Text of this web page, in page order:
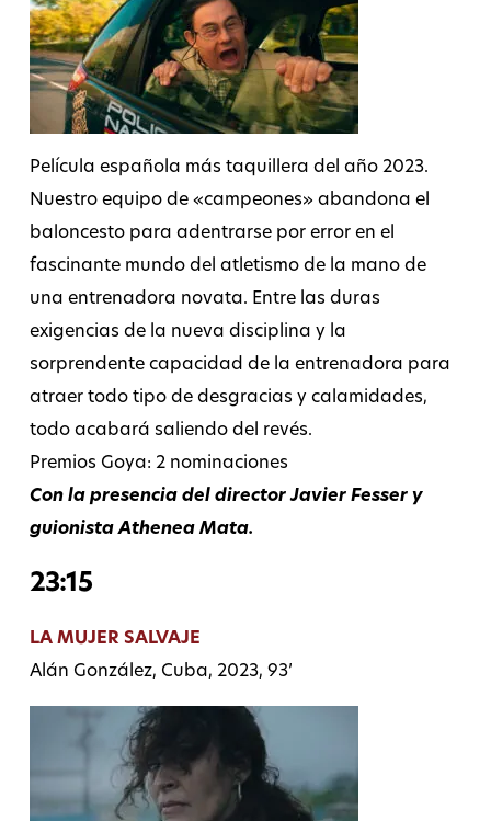
Película española más taquillera del año 2023.
Nuestro equipo de «campeones» abandona el
baloncesto para adentrarse por error en el
fascinante mundo del atletismo de la mano de
una entrenadora novata. Entre las duras
exigencias de la nueva disciplina y la
sorprendente capacidad de la entrenadora para
atraer todo tipo de desgracias y calamidades,
todo acabará saliendo del revés.
Premios Goya: 2 nominaciones
Con la presencia del director Javier Fesser y
guionista Athenea Mata.
23:15
LA MUJER SALVAJE
Alán González, Cuba, 2023, 93’